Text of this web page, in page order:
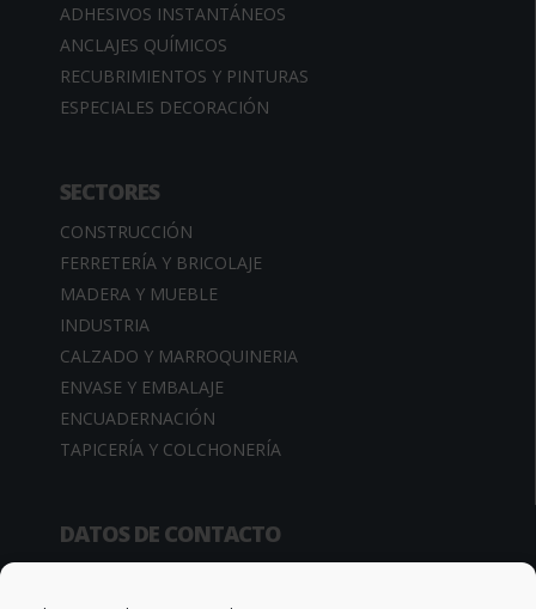
ADHESIVOS INSTANTÁNEOS
ANCLAJES QUÍMICOS
RECUBRIMIENTOS Y PINTURAS
ESPECIALES DECORACIÓN
SECTORES
CONSTRUCCIÓN
FERRETERÍA Y BRICOLAJE
MADERA Y MUEBLE
INDUSTRIA
CALZADO Y MARROQUINERIA
ENVASE Y EMBALAJE
ENCUADERNACIÓN
TAPICERÍA Y COLCHONERÍA
DATOS DE CONTACTO